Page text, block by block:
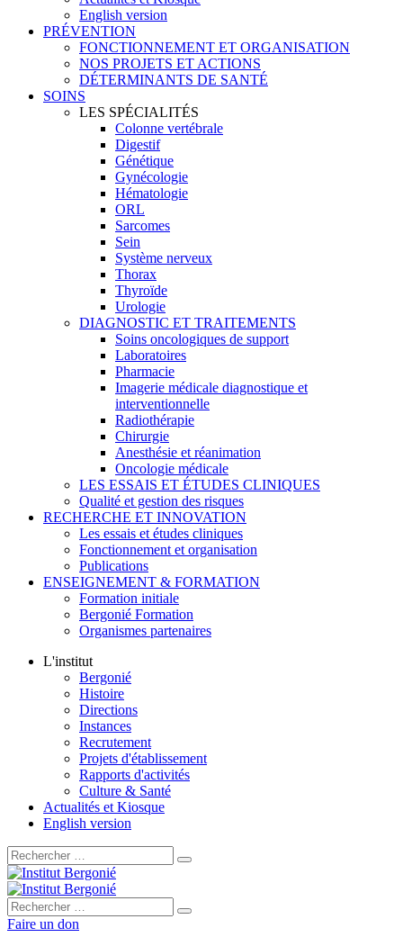
English version
PRÉVENTION
FONCTIONNEMENT ET ORGANISATION
NOS PROJETS ET ACTIONS
DÉTERMINANTS DE SANTÉ
SOINS
LES SPÉCIALITÉS
Colonne vertébrale
Digestif
Génétique
Gynécologie
Hématologie
ORL
Sarcomes
Sein
Système nerveux
Thorax
Thyroïde
Urologie
DIAGNOSTIC ET TRAITEMENTS
Soins oncologiques de support
Laboratoires
Pharmacie
Imagerie médicale diagnostique et
interventionnelle
Radiothérapie
Chirurgie
Anesthésie et réanimation
Oncologie médicale
LES ESSAIS ET ÉTUDES CLINIQUES
Qualité et gestion des risques
RECHERCHE ET INNOVATION
Les essais et études cliniques
Fonctionnement et organisation
Publications
ENSEIGNEMENT & FORMATION
Formation initiale
Bergonié Formation
Organismes partenaires
L'institut
Bergonié
Histoire
Directions
Instances
Recrutement
Projets d'établissement
Rapports d'activités
Culture & Santé
Actualités et Kiosque
English version
Rechercher :
Rechercher :
Faire un don